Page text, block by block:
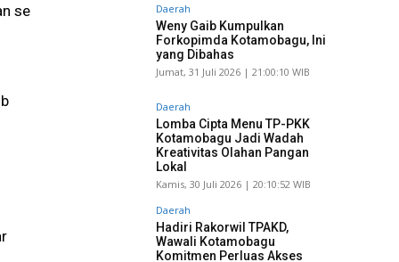
se
Daerah
Weny Gaib Kumpulkan
Forkopimda Kotamobagu, Ini
yang Dibahas
Jumat, 31 Juli 2026 | 21:00:10 WIB
Daerah
Lomba Cipta Menu TP-PKK
Kotamobagu Jadi Wadah
Kreativitas Olahan Pangan
Lokal
Kamis, 30 Juli 2026 | 20:10:52 WIB
Daerah
Hadiri Rakorwil TPAKD,
Wawali Kotamobagu
Komitmen Perluas Akses